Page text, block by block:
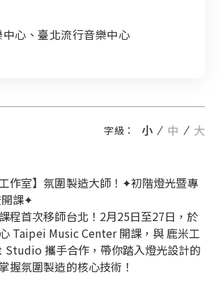
心、臺北流行音樂中心
字級： 小 中 大
作室】氛圍製造大師！✦初階燈光暨專
課✦
程首次移師台北！2月25日至27日，於
Taipei Music Center 開課，與 鹿米工
Studio 攜手合作，帶你踏入燈光設計的
握氛圍製造的核心技術！